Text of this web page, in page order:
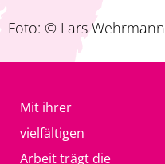
Foto: © Lars Wehrmann
Mit ihrer
vielfältigen
Arbeit trägt die